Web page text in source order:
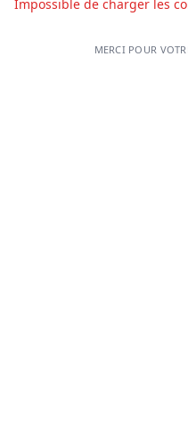
Impossible de charger les
MERCI POUR